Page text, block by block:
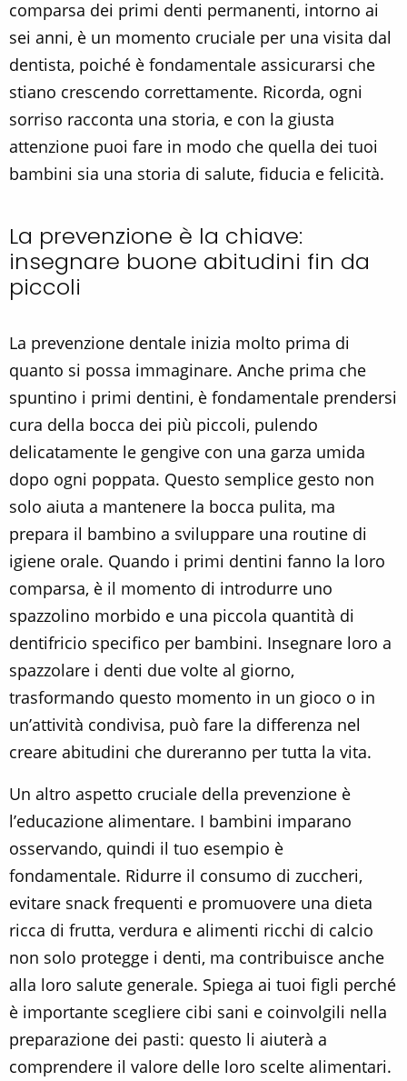
comparsa dei primi denti permanenti, intorno ai
sei anni, è un momento cruciale per una visita dal
dentista, poiché è fondamentale assicurarsi che
stiano crescendo correttamente. Ricorda, ogni
sorriso racconta una storia, e con la giusta
attenzione puoi fare in modo che quella dei tuoi
bambini sia una storia di salute, fiducia e felicità.
La prevenzione è la chiave:
insegnare buone abitudini fin da
piccoli
La prevenzione dentale inizia molto prima di
quanto si possa immaginare. Anche prima che
spuntino i primi dentini, è fondamentale prendersi
cura della bocca dei più piccoli, pulendo
delicatamente le gengive con una garza umida
dopo ogni poppata. Questo semplice gesto non
solo aiuta a mantenere la bocca pulita, ma
prepara il bambino a sviluppare una routine di
igiene orale. Quando i primi dentini fanno la loro
comparsa, è il momento di introdurre uno
spazzolino morbido e una piccola quantità di
dentifricio specifico per bambini. Insegnare loro a
spazzolare i denti due volte al giorno,
trasformando questo momento in un gioco o in
un’attività condivisa, può fare la differenza nel
creare abitudini che dureranno per tutta la vita.
Un altro aspetto cruciale della prevenzione è
l’educazione alimentare. I bambini imparano
osservando, quindi il tuo esempio è
fondamentale. Ridurre il consumo di zuccheri,
evitare snack frequenti e promuovere una dieta
ricca di frutta, verdura e alimenti ricchi di calcio
non solo protegge i denti, ma contribuisce anche
alla loro salute generale. Spiega ai tuoi figli perché
è importante scegliere cibi sani e coinvolgili nella
preparazione dei pasti: questo li aiuterà a
comprendere il valore delle loro scelte alimentari.